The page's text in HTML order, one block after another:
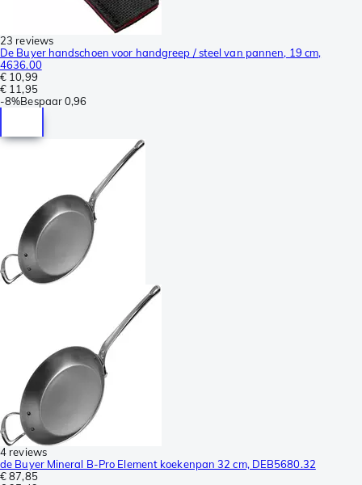
23 reviews
De Buyer handschoen voor handgreep / steel van pannen, 19 cm,
4636.00
€ 10,99
€ 11,95
-8%Bespaar0,96
4 reviews
de Buyer Mineral B-Pro Element koekenpan 32 cm, DEB5680.32
€ 87,85